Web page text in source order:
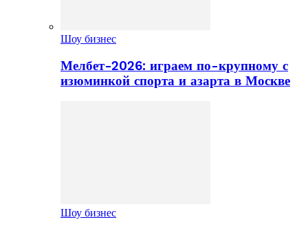
Шоу бизнес
Мелбет-2026: играем по-крупному с
изюминкой спорта и азарта в Москве
Шоу бизнес